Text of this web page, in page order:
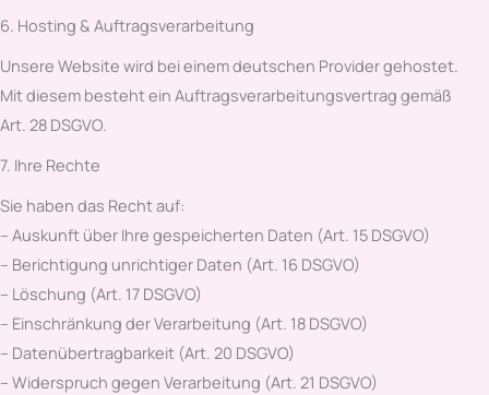
6. Hosting & Auftragsverarbeitung
Unsere Website wird bei einem deutschen Provider gehostet.
Mit diesem besteht ein Auftragsverarbeitungsvertrag gemäß
Art. 28 DSGVO.
7. Ihre Rechte
Sie haben das Recht auf:
– Auskunft über Ihre gespeicherten Daten (Art. 15 DSGVO)
– Berichtigung unrichtiger Daten (Art. 16 DSGVO)
– Löschung (Art. 17 DSGVO)
– Einschränkung der Verarbeitung (Art. 18 DSGVO)
– Datenübertragbarkeit (Art. 20 DSGVO)
– Widerspruch gegen Verarbeitung (Art. 21 DSGVO)